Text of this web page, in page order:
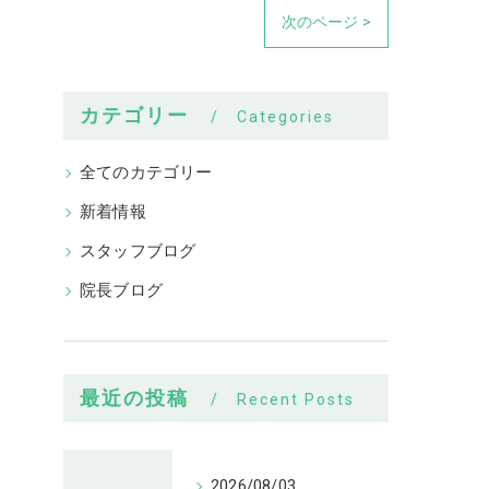
次のページ >
カテゴリー Categories
全てのカテゴリー
新着情報
スタッフブログ
院長ブログ
最近の投稿 Recent Posts